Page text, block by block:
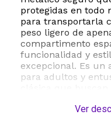
protegidas en todo
para transportarla
peso ligero de
compartimento
funcionalidad y
excepcional. Es un
para adultos y
Ver